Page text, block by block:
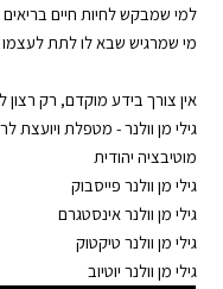
למי שמבקש לחיות חיים בריאים
מי שמרגיש שבא לו לתת לעצמו
אין צורך בידע מוקדם, רק
גילי מן וולנר- ⁠מטפלת ויועצת
מוטיבציה יהודית
גילי מן וולנר פייסבוק
גילי מן וולנר אינסטגרם
גילי מן וולנר טיקטוק
גילי מן וולנר יוטיוב